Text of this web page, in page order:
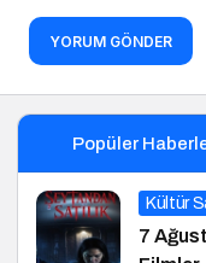
YORUM GÖNDER
Popüler
Kültür
7